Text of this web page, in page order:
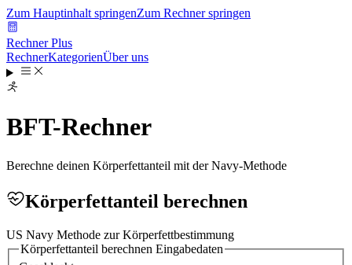
Zum Hauptinhalt springenZum Rechner springen
Rechner Plus
RechnerKategorienÜber uns
BFT-Rechner
Berechne deinen Körperfettanteil mit der Navy-Methode
Körperfettanteil berechnen
US Navy Methode zur Körperfettbestimmung
Körperfettanteil berechnen Eingabedaten